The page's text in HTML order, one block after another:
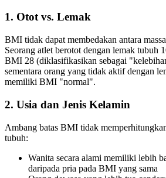
1. Otot vs. Lemak
BMI tidak dapat membedakan antara
Seorang atlet berotot dengan lemak tubuh
BMI 28 (diklasifikasikan sebagai
sementara orang yang tidak aktif dengan
memiliki BMI "normal".
2. Usia dan Jenis Kelamin
Ambang batas BMI tidak
tubuh:
Wanita secara alami memiliki lebih
daripada pria pada BMI yang sama